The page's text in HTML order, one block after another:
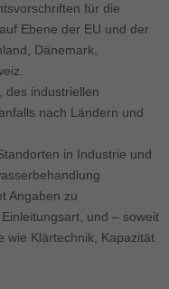
für die
Ebene der EU und der
Dänemark,
des industriellen
nach Ländern und
in Industrie und
Angaben zu
und – soweit
wie Klärtechnik, Kapazität